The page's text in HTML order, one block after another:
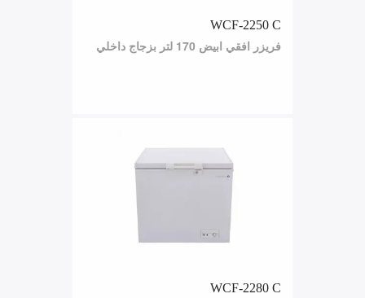
WCF-2250 C
فريزر افقي ابيض 170 لتر بزجاج داخلي
WCF-2280 C